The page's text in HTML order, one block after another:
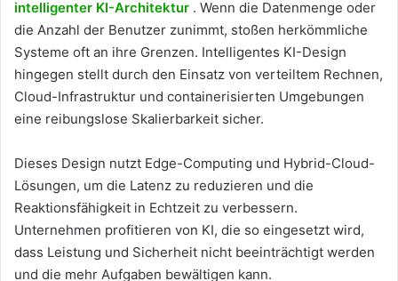
intelligenter KI-Architektur . Wenn die Datenmenge oder
die Anzahl der Benutzer zunimmt, stoßen herkömmliche
Systeme oft an ihre Grenzen. Intelligentes KI-Design
hingegen stellt durch den Einsatz von verteiltem Rechnen,
Cloud-Infrastruktur und containerisierten Umgebungen
eine reibungslose Skalierbarkeit sicher.
Dieses Design nutzt Edge-Computing und Hybrid-Cloud-
Lösungen, um die Latenz zu reduzieren und die
Reaktionsfähigkeit in Echtzeit zu verbessern.
Unternehmen profitieren von KI, die so eingesetzt wird,
dass Leistung und Sicherheit nicht beeinträchtigt werden
und die mehr Aufgaben bewältigen kann.